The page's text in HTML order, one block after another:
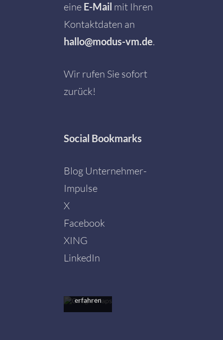
eine E-Mail mit Ihren
Kontaktdaten an
hallo@modus-vm.de.
Wir rufen Sie sofort
zurück!
Social Bookmarks
Blog Unternehmer-
Impulse
X
Facebook
XING
LinkedIn
Mit dem
Karte
Sie die
erfahren